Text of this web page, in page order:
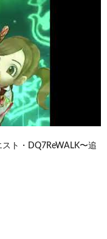
ト・DQ7ReWALK〜追